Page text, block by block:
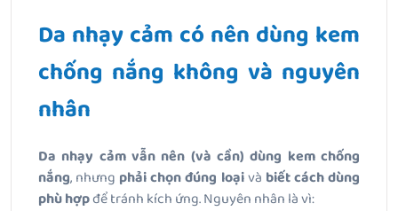
Da nhạy cảm có nên dùng kem
chống nắng không và nguyên
nhân
Da nhạy cảm vẫn nên (và cần) dùng kem chống
nắng, nhưng phải chọn đúng loạivà biết cách dùng
phù hợpđể tránh kích ứng. Nguyên nhân là vì: